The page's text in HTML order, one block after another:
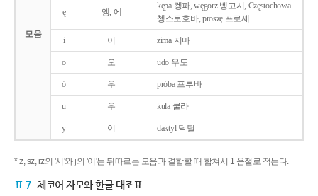
모음
ę 엥, 에
kępa 켕파, węgorz 벵고시, Częstochowa
쳉스토호바, proszę 프로셰
i 이 zima 지마
o 오 udo 우도
ó 우 próba 프루바
u 우 kula 쿨라
y 이 daktyl 닥틸
* ż, sz, rz의 '시'와 j의 '이'는 뒤따르는 모음과 결합할 때 합쳐서 1 음절로 적는다.
표 7 체코어 자모와 한글 대조표